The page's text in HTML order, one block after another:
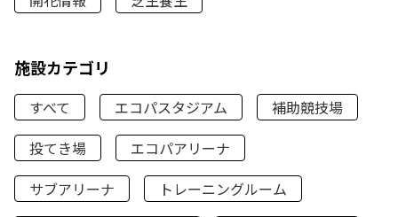
施設カテゴリ
すべて エコパスタジアム
補助競技場
投てき場
エコパアリーナ
サブアリーナ
トレーニングルーム